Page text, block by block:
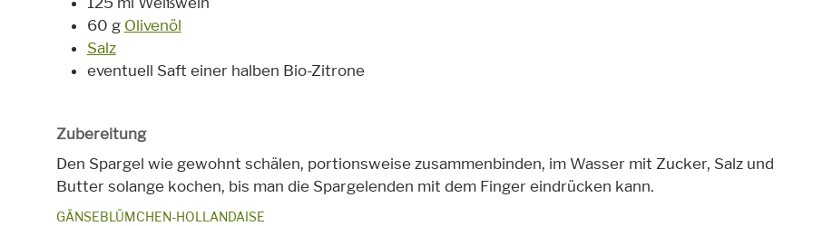
60 g Olivenöl
Salz
eventuell Saft einer halben Bio-Zitrone
Zubereitung
Den Spargel wie gewohnt schälen, portionsweise zusammenbinden, im Wasser mit Zucker, Salz und
Butter solange kochen, bis man die Spargelenden mit dem Finger eindrücken kann.
GÄNSEBLÜMCHEN-HOLLANDAISE